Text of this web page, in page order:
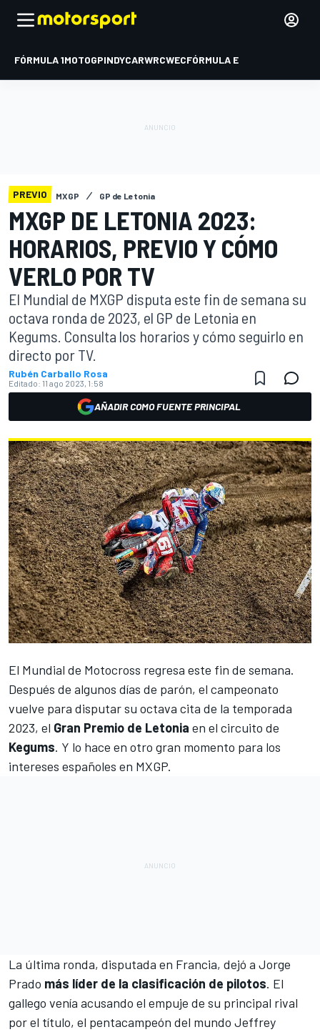
FÓRMULA 1MOTOGPINDYCARWRCWECFÓRMULA E
PREVIO MXGP GP de Letonia
MXGP DE LETONIA 2023:
HORARIOS, PREVIO Y CÓMO
VERLO POR TV
El Mundial de MXGP disputa este fin de semana su
octava ronda de 2023, el GP de Letonia en
Kegums. Consulta los horarios y cómo seguirlo en
directo por TV.
Rubén Carballo Rosa
Editado: 11 ago 2023, 1:58
AÑADIR COMO FUENTE PRINCIPAL
El Mundial de Motocross regresa este fin de semana.
Después de algunos días de parón, el campeonato
vuelve para disputar su octava cita de la temporada
2023, el Gran Premio de Letonia en el circuito de
Kegums. Y lo hace en otro gran momento para los
intereses españoles en MXGP.
La última ronda, disputada en Francia, dejó a Jorge
Prado más líder de la clasificación de pilotos. El
gallego venía acusando el empuje de su principal rival
por el título, el pentacampeón del mundo Jeffrey